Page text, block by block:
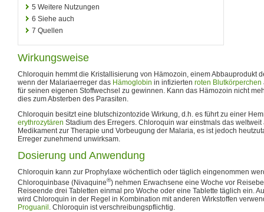
5 Weitere Nutzungen
6 Siehe auch
7 Quellen
Wirkungsweise
Chloroquin hemmt die Kristallisierung von Hämozoin, einem Abbauprodukt
wenn der Malariaerreger das Hämoglobin in infizierten roten Blutkörperchen
für seinen eigenen Stoffwechsel zu gewinnen. Kann das Hämozoin nicht
dies zum Absterben des Parasiten.
Chloroquin besitzt eine blutschizontozide Wirkung, d.h. es führt zu einer
erythrozytären Stadium des Erregers. Chloroquin war einstmals das
Medikament zur Therapie und Vorbeugung der Malaria, es ist jedoch
Erreger zunehmend unwirksam.
Dosierung und Anwendung
Chloroquin kann zur Prophylaxe wöchentlich oder täglich eingenommen
Chloroquinbase (Nivaquine®) nehmen Erwachsene eine Woche vor
Reiseende drei Tabletten einmal pro Woche oder eine Tablette täglich ein.
wird Chloroquin in der Regel in Kombination mit anderen Wirkstoffen
Proguanil . Chloroquin ist verschreibungspflichtig.